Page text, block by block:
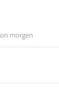
morgen